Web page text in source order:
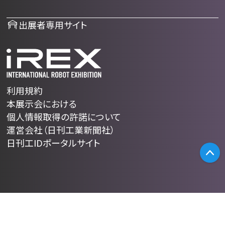
出展者専用サイト
利用規約
本展示会における
個人情報取得の許諾について
運営会社（日刊工業新聞社）
日刊工IDポータルサイト